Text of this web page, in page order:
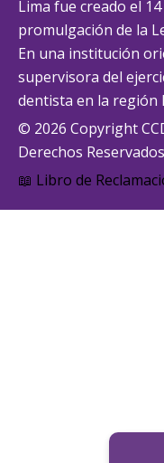
Lima fue creado el
promulgación de la
En una institución
supervisora del
dentista en la región
© 2026 Copyright
Derechos Reservados
📖 Libro de